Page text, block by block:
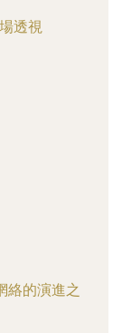
透視
絡的演進之